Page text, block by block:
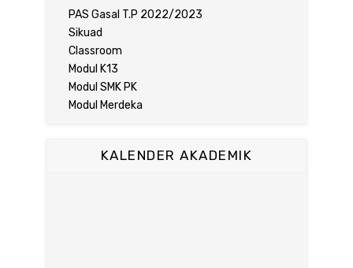
PAS Gasal T.P 2022/2023
Sikuad
Classroom
Modul K13
Modul SMK PK
Modul Merdeka
KALENDER AKADEMIK